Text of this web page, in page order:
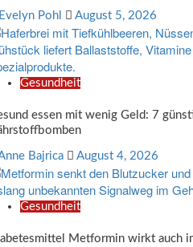
Pohl August 5, 2026
Gesundheit
essen mit wenig Geld: 7
Bajrica August 4, 2026
Gesundheit
Metformin wirkt auch